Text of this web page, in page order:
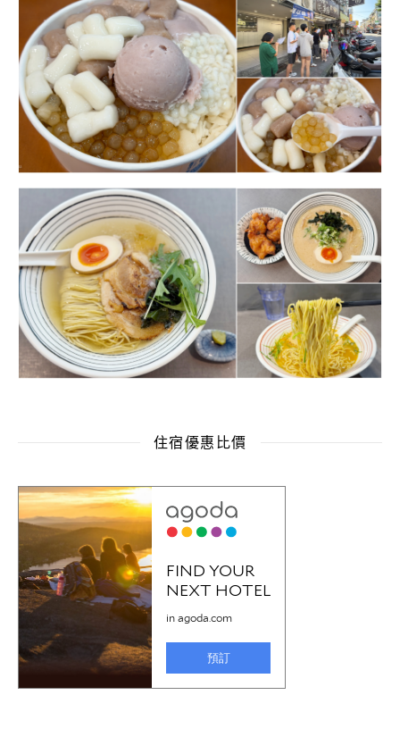
住宿優惠比價